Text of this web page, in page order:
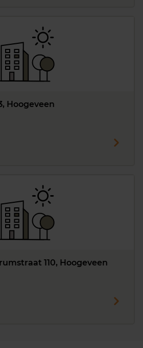
Hoogeveen
110, Hoogeveen